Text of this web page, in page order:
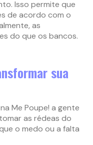
Isso permite que
de acordo com o
as
do que os bancos.
sua
Me Poupe! a gente
as rédeas do
o medo ou a falta